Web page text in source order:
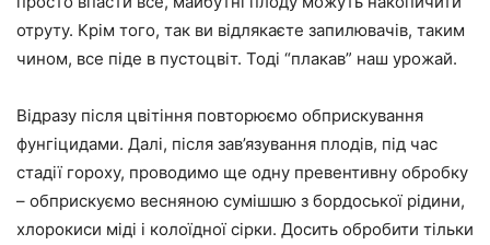
отруту. Крім того, так ви відлякаєте запилювачів, таким
чином, все піде в пустоцвіт. Тоді “плакав” наш урожай.
Відразу після цвітіння повторюємо обприскування
фунгіцидами. Далі, після зав’язування плодів, під час
стадії гороху, проводимо ще одну превентивну обробку
– обприскуємо весняною сумішшю з бордоської рідини,
хлорокиси міді і колоїдної сірки. Досить обробити тільки